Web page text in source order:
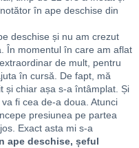
în ape deschise din
deschise și nu am crezut
În momentul în care am aflat
de mult, pentru
în cursă. De fapt, mă
și chiar așa s-a întâmplat. Și
fi cea de-a doua. Atunci
presiunea pe partea
Exact asta mi s-a
ape deschise, șeful